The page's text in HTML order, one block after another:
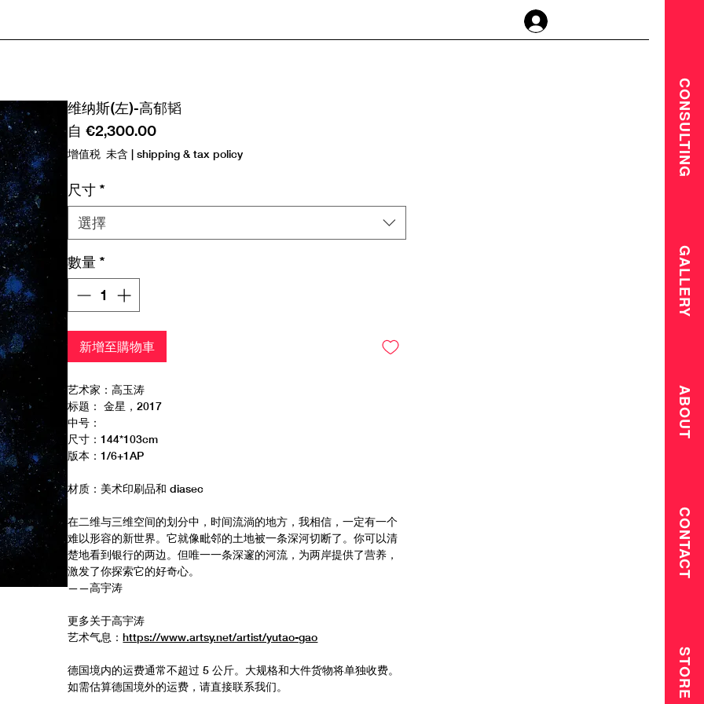
维纳斯(左)-高郁韬
自€2,300.00促
銷
價
增值税 未含 |shipping & tax policy
尺寸 *
選擇
數量 *
新增至購物車
艺术家：高玉涛
标题： 金星，2017
中号：
尺寸：144*103cm
版本：1/6+1AP
材质：美术印刷品和 diasec
在二维与三维空间的划分中，时间流淌的地方，我相信，一定有一个
难以形容的新世界。它就像毗邻的土地被一条深河切断了。你可以清
楚地看到银行的两边。但唯一一条深邃的河流，为两岸提供了营养，
激发了你探索它的好奇心。
——高宇涛
更多关于高宇涛
艺术气息：https://www.artsy.net/artist/yutao-gao
德国境内的运费通常不超过 5 公斤。大规格和大件货物将单独收费。
如需估算德国境外的运费，请直接联系我们。
CONSULTING
GALLERY
ABOUT
CONTACT
STORE